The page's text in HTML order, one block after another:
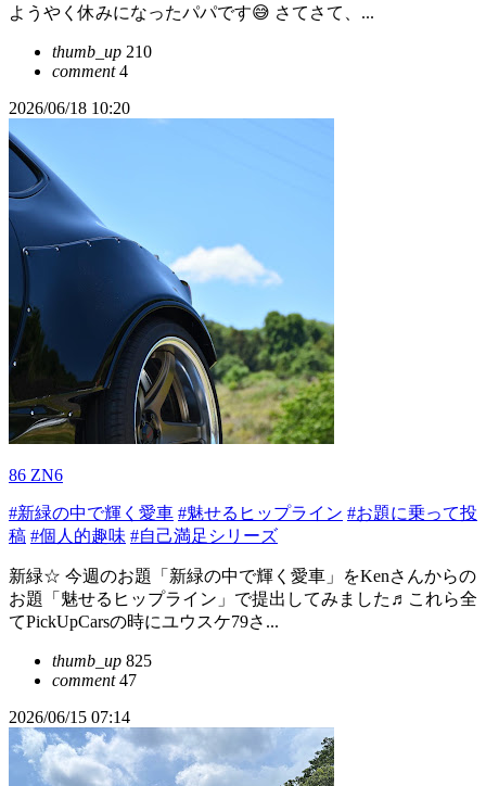
ようやく休みになったパパです😅 さてさて、...
thumb_up 210
comment4
2026/06/18 10:20
86 ZN6
#新緑の中で輝く愛車 #魅せるヒップライン #お題に乗って投
稿 #個人的趣味 #自己満足シリーズ
新緑☆ 今週のお題「新緑の中で輝く愛車」をKenさんからの
お題「魅せるヒップライン」で提出してみました♬これら全
てPickUpCarsの時にユウスケ79さ...
thumb_up 825
comment47
2026/06/15 07:14